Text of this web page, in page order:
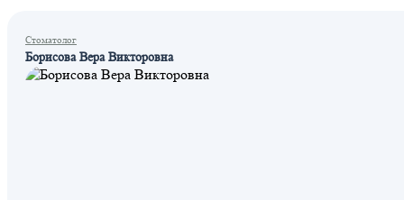
Стоматолог
Борисова Вера Викторовна